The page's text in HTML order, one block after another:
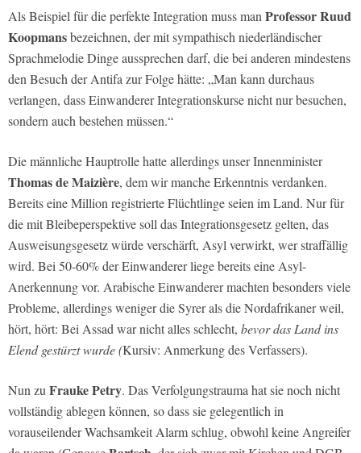
Als Beispiel für die perfekte Integration muss man Professor Ruud
Koopmansbezeichnen, der mit sympathisch niederländischer
Sprachmelodie Dinge aussprechen darf, die bei anderen mindestens
den Besuch der Antifa zur Folge hätte: „Man kann durchaus
verlangen, dass Einwanderer Integrationskurse nicht nur besuchen,
sondern auch bestehen müssen.“
Die männliche Hauptrolle hatte allerdings unser Innenminister
Thomas de Maizière, dem wir manche Erkenntnis verdanken.
Bereits eine Million registrierte Flüchtlinge seien im Land. Nur für
die mit Bleibeperspektive soll das Integrationsgesetz gelten, das
Ausweisungsgesetz würde verschärft, Asyl verwirkt, wer straffällig
wird. Bei 50-60% der Einwanderer liege bereits eine Asyl-
Anerkennung vor. Arabische Einwanderer machten besonders viele
Probleme, allerdings weniger die Syrer als die Nordafrikaner weil,
hört, hört: Bei Assad war nicht alles schlecht, bevor das Land ins
Elend gestürzt wurde (Kursiv: Anmerkung des Verfassers).
Nun zu Frauke Petry. Das Verfolgungstrauma hat sie noch nicht
vollständig ablegen können, so dass sie gelegentlich in
vorauseilender Wachsamkeit Alarm schlug, obwohl keine Angreifer